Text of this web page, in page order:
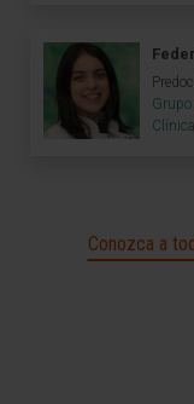
Clínica
Conozca a